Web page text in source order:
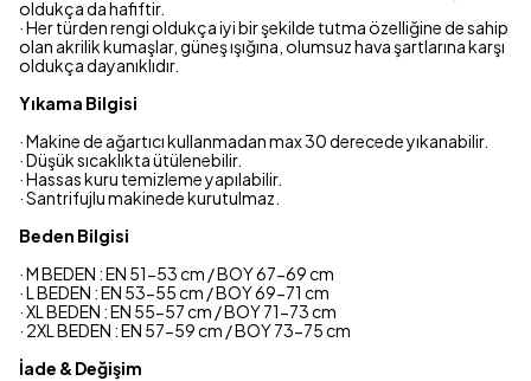
oldukça da hafiftir.
· Her türden rengi oldukça iyi bir şekilde tutma özelliğine de sahip
olan akrilik kumaşlar, güneş ışığına, olumsuz hava şartlarına karşı
oldukça dayanıklıdır.
Yıkama Bilgisi
· Makine de ağartıcı kullanmadan max 30 derecede yıkanabilir.
· Düşük sıcaklıkta ütülenebilir.
· Hassas kuru temizleme yapılabilir.
· Santrifujlu makinede kurutulmaz.
Beden Bilgisi
· M BEDEN : EN 51-53 cm / BOY 67-69 cm
· L BEDEN : EN 53-55 cm / BOY 69-71 cm
· XL BEDEN : EN 55-57 cm / BOY 71-73 cm
· 2XL BEDEN : EN 57-59 cm / BOY 73-75 cm
İade & Değişim